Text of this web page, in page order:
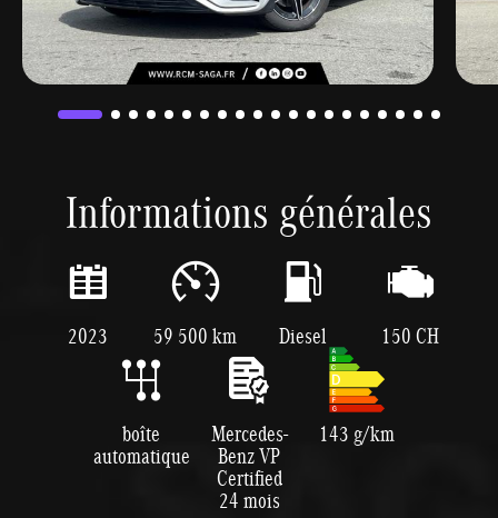
Informations générales
2023 59 500 km Diesel 150 CH
boîte
automatique
Mercedes-
Benz VP
Certified
24 mois
143 g/km